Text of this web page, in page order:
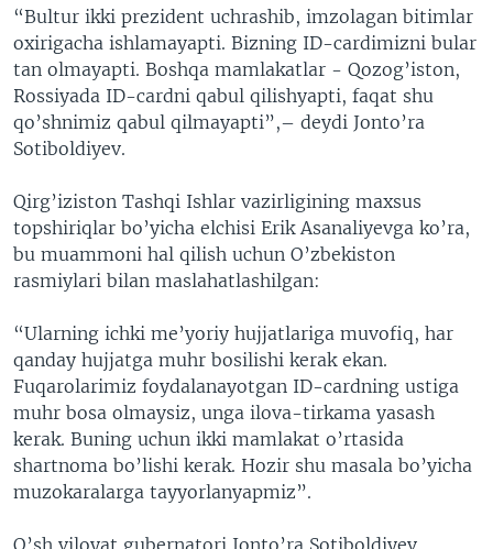
“Bultur ikki prezident uchrashib, imzolagan bitimlar
oxirigacha ishlamayapti. Bizning ID-cardimizni bular
tan olmayapti. Boshqa mamlakatlar - Qozog’iston,
Rossiyada ID-cardni qabul qilishyapti, faqat shu
qo’shnimiz qabul qilmayapti”,– deydi Jonto’ra
Sotiboldiyev.
Qirg’iziston Tashqi Ishlar vazirligining maxsus
topshiriqlar bo’yicha elchisi Erik Asanaliyevga ko’ra,
bu muammoni hal qilish uchun O’zbekiston
rasmiylari bilan maslahatlashilgan:
“Ularning ichki me’yoriy hujjatlariga muvofiq, har
qanday hujjatga muhr bosilishi kerak ekan.
Fuqarolarimiz foydalanayotgan ID-cardning ustiga
muhr bosa olmaysiz, unga ilova-tirkama yasash
kerak. Buning uchun ikki mamlakat o’rtasida
shartnoma bo’lishi kerak. Hozir shu masala bo’yicha
muzokaralarga tayyorlanyapmiz”.
O’sh viloyat gubernatori Jonto’ra Sotiboldiyev